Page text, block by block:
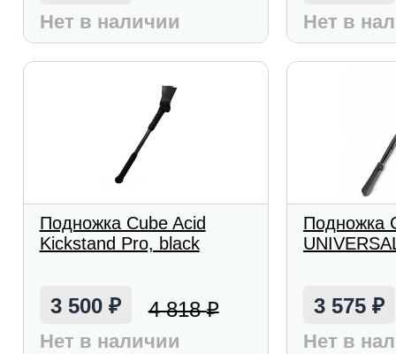
Нет в наличии Нет в
Подножка Cube Acid
Kickstand Pro, black
3 500 ₽ 4 818₽
Нет в наличии
Подножка
3 575₽
Нет в